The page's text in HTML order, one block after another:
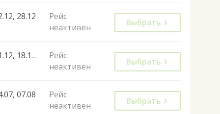
28.12
Рейс
неактивен
Выбрать
21.12, 18.12, 22.12, 23.12, 19.12, 20.12
Рейс
неактивен
Выбрать
07.08
Рейс
неактивен
Выбрать